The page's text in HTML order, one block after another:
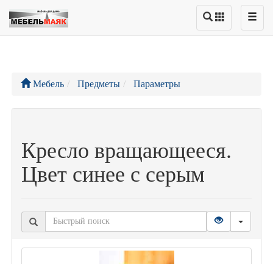
Мебель Предметы Параметры
Кресло вращающееся.
Цвет синее с серым